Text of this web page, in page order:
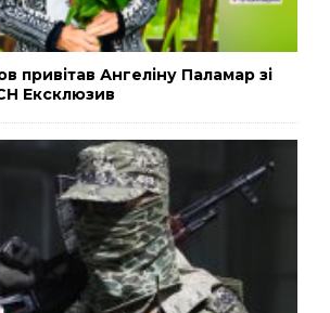
привітав Ангеліну Паламар зі
Ексклюзив